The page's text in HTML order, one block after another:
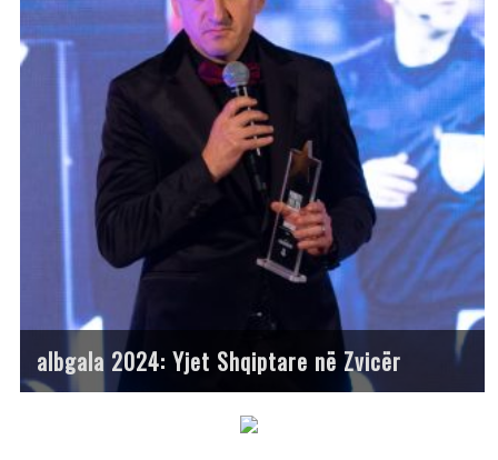
albgala 2024: Yjet Shqiptare në Zvicër